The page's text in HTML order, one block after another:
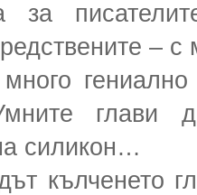
за
–
глави
силикон…
кълченето